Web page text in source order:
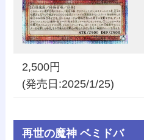
2,500円
(発売日:2025/1/25)
再世の魔神 ベミドバ